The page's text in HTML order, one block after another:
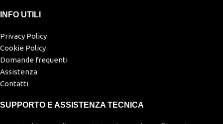
INFO UTILI
Privacy Policy
Cookie Policy
Domande frequenti
Assistenza
Contatti
SUPPORTO E ASSISTENZA TECNICA